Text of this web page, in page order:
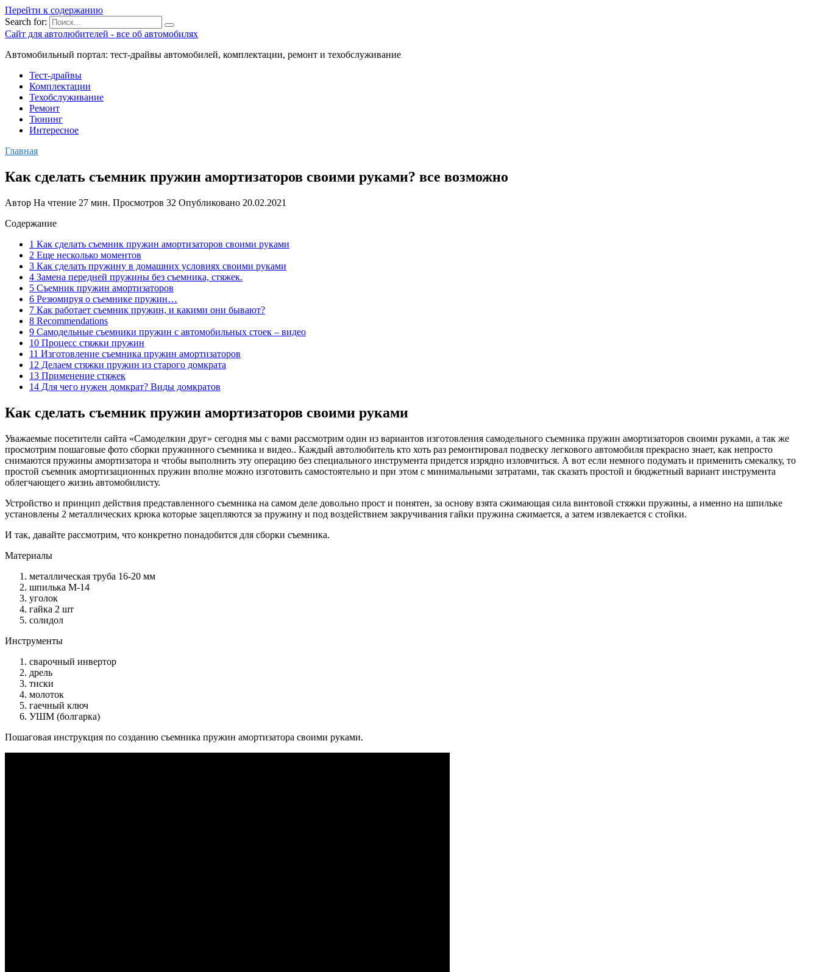
Перейти к содержанию
Search for:
Сайт для автолюбителей - все об автомобилях
Автомобильный портал: тест-драйвы автомобилей, комплектации, ремонт и техобслуживание
Тест-драйвы
Комплектации
Техобслуживание
Ремонт
Тюнинг
Интересное
Главная
Как сделать съемник пружин амортизаторов своими руками? все возможно
Автор На чтение 27 мин. Просмотров 32 Опубликовано 20.02.2021
Содержание
1 Как сделать съемник пружин амортизаторов своими руками
2 Еще несколько моментов
3 Как сделать пружину в домашних условиях своими руками
4 Замена передней пружины без съемника, стяжек.
5 Съемник пружин амортизаторов
6 Резюмируя о съемнике пружин…
7 Как работает съемник пружин, и какими они бывают?
8 Recommendations
9 Самодельные съемники пружин с автомобильных стоек – видео
10 Процесс стяжки пружин
11 Изготовление съемника пружин амортизаторов
12 Делаем стяжки пружин из старого домкрата
13 Применение стяжек
14 Для чего нужен домкрат? Виды домкратов
Как сделать съемник пружин амортизаторов своими руками
Уважаемые посетители сайта «Самоделкин друг» сегодня мы с вами рассмотрим один из вариантов изготовления самодельного съемника пружин амортизаторов своими руками, а так же
просмотрим пошаговые фото сборки пружинного съемника и видео.. Каждый автолюбитель кто хоть раз ремонтировал подвеску легкового автомобиля прекрасно знает, как непросто
снимаются пружины амортизатора и чтобы выполнить эту операцию без специального инструмента придется изрядно изловчиться. А вот если немного подумать и применить смекалку, то
простой съемник амортизационных пружин вполне можно изготовить самостоятельно и при этом с минимальными затратами, так сказать простой и бюджетный вариант инструмента
облегчающего жизнь автомобилисту.
Устройство и принцип действия представленного съемника на самом деле довольно прост и понятен, за основу взята сжимающая сила винтовой стяжки пружины, а именно на шпильке
установлены 2 металлических крюка которые зацепляются за пружину и под воздействием закручивания гайки пружина сжимается, а затем извлекается с стойки.
И так, давайте рассмотрим, что конкретно понадобится для сборки съемника.
Материалы
металлическая труба 16-20 мм
шпилька М-14
уголок
гайка 2 шт
солидол
Инструменты
сварочный инвертор
дрель
тиски
молоток
гаечный ключ
УШМ (болгарка)
Пошаговая инструкция по созданию съемника пружин амортизатора своими руками.